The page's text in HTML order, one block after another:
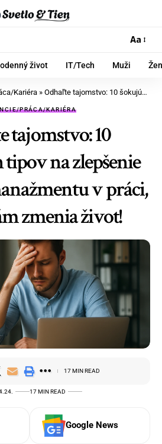
Aa
život IT/Tech Muži
Kariéra » Odhaľte tajomstvo: 10 šokujúcich tipov na zlepšenie časového manažmentu v práci, ktoré vám zmenia život!
PRÁCA/KARIÉRA
tajomstvo: 10
na zlepšenie
v práci,
zmenia život!
17 MIN READ
17 MIN READ
Google News